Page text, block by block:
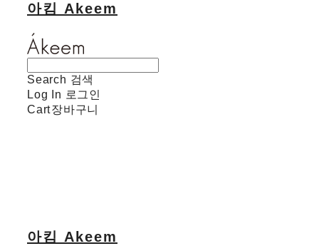
아킴 Akeem
Search 검색
Log In 로그인
Cart장바구니
아킴 Akeem